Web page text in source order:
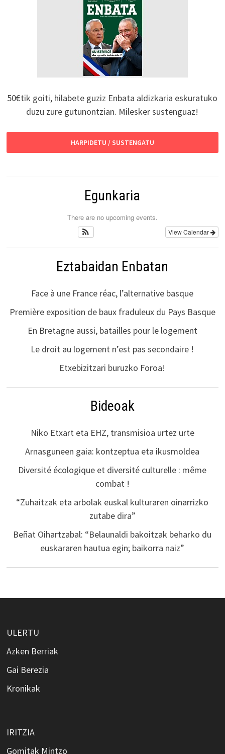
50€tik goiti, hilabete guziz Enbata aldizkaria eskuratuko
duzu zure gutunontzian. Milesker sustenguaz!
HARPIDETU / SUSTENGATU
Egunkaria
There are no upcoming events.
View Calendar
Eztabaidan Enbatan
Face à une France réac, l’alternative basque
Première exposition de baux fraduleux du Pays Basque
En Bretagne aussi, batailles pour le logement
Le droit au logement n’est pas secondaire !
Etxebizitzari buruzko Foroa!
Bideoak
Niko Etxart eta EHZ, transmisioa urtez urte
Arnasguneen gaia: kontzeptua eta ikusmoldea
Diversité écologique et diversité culturelle : même
combat !
“Zuhaitzak eta arbolak euskal kulturaren oinarrizko
zutabe dira”
Beñat Oihartzabal: “Belaunaldi bakoitzak beharko du
euskararen hautua egin; baikorra naiz”
ULERTU
Azken Berriak
Gai Berezia
Kronikak
IRITZIA
Gomitak Mintzo